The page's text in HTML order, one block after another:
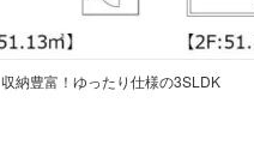
収納豊富！ゆったり仕様の3SLDK